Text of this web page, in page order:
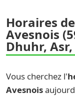
Horaires
Avesnois
Dhuhr,
Vous cherchez l'
Avesnois